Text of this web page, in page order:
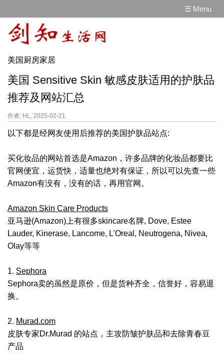
☰ Menu
美国厨房家居
美国 Sensitive Skin 敏感皮肤适用的护肤品
推荐及网站汇总
作者: HL, 2025-02-21
以下都是经网友使用后推荐的美国护肤品站点:
买化妆品的网站首选是Amazon，许多品牌的化妆品都要比
官网便宜，运货快，适量也绝对有保证，所以可以先查一些
Amazon有没有，没有的话，再用官网。
Amazon Skin Care Products
亚马逊(Amazon)上有很多skincare名牌, Dove, Estee
Lauder, Kinerase, Lancome, L'Oreal, Neutrogena, Nivea,
Olay等等
1. Sephora
Sephora卖的虽然是原价，但是货种齐全，信誉好，容易退
换。
2. Murad.com
皮肤专家Dr.Murad 的站点，主攻防皱护肤品和去除青春豆
产品